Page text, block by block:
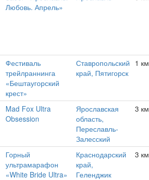
Любовь. Апрель»
Фестиваль
трейлраннинга
«Бештаугорский
крест»
Ставропольский
край, Пятигорск
1
Mad Fox Ultra
Obsession
Ярославская
область,
Переславль-
Залесский
3 км
Горный
ультрамарафон
«White Bride Ultra»
Краснодарский
край,
Геленджик
3